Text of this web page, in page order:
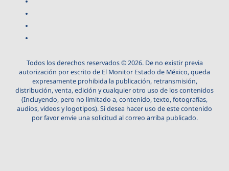
Todos los derechos reservados © 2026. De no existir previa
autorización por escrito de El Monitor Estado de México, queda
expresamente prohibida la publicación, retransmisión,
distribución, venta, edición y cualquier otro uso de los contenidos
(Incluyendo, pero no limitado a, contenido, texto, fotografías,
audios, videos y logotipos). Si desea hacer uso de este contenido
por favor envie una solicitud al correo arriba publicado.